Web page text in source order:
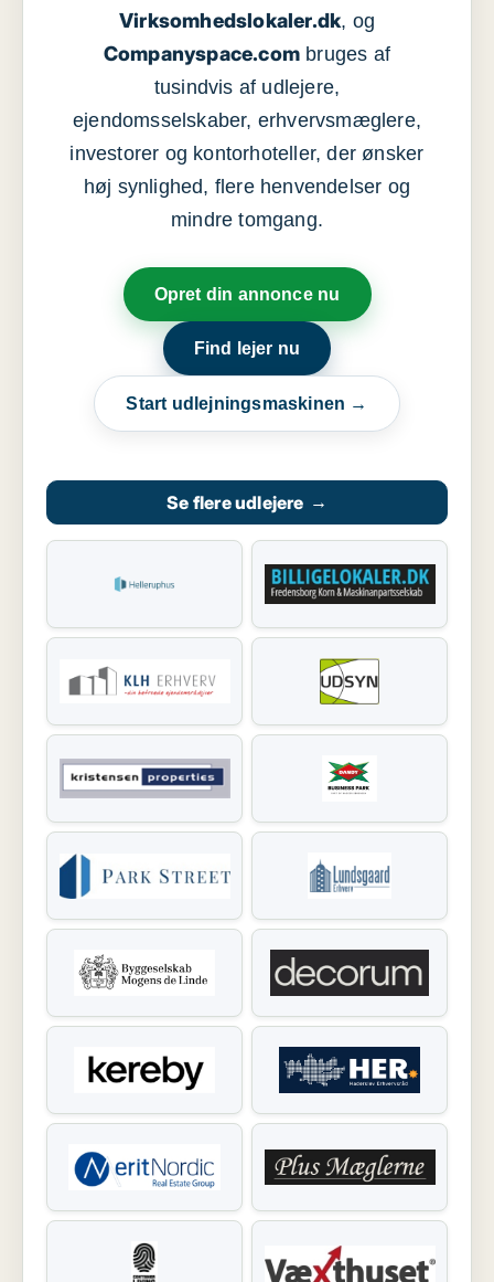
Virksomhedslokaler.dk, og
Companyspace.com bruges af
tusindvis af udlejere,
ejendomsselskaber, erhvervsmæglere,
investorer og kontorhoteller, der ønsker
høj synlighed, flere henvendelser og
mindre tomgang.
Opret din annonce nu
Find lejer nu
Start udlejningsmaskinen →
Se flere udlejere →